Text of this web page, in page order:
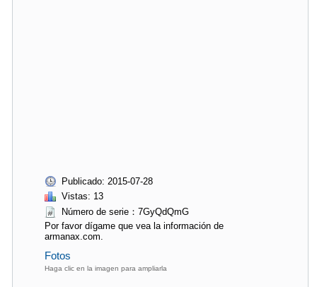
Publicado: 2015-07-28
Vistas: 13
Número de serie：7GyQdQmG
Por favor dígame que vea la información de
armanax.com.
Fotos
Haga clic en la imagen para ampliarla